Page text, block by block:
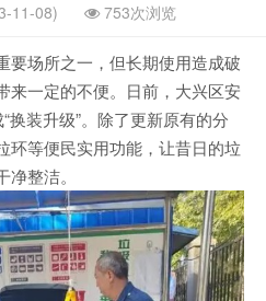
11-08) 753次浏览
要场所之一，但长期使用造成破
来一定的不便。日前，大兴区安
换装升级”。除了更新原有的分
环等便民实用功能，让昔日的垃
整洁。